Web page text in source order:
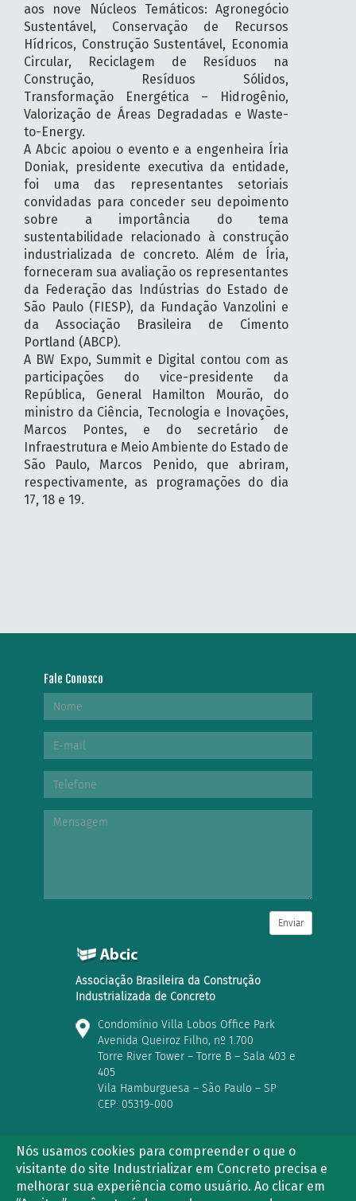
aos nove Núcleos Temáticos: Agronegócio
Sustentável, Conservação de Recursos
Hídricos, Construção Sustentável, Economia
Circular, Reciclagem de Resíduos na
Construção, Resíduos Sólidos,
Transformação Energética – Hidrogênio,
Valorização de Áreas Degradadas e Waste-
to-Energy.
A Abcic apoiou o evento e a engenheira Íria
Doniak, presidente executiva da entidade,
foi uma das representantes setoriais
convidadas para conceder seu depoimento
sobre a importância do tema
sustentabilidade relacionado à construção
industrializada de concreto. Além de Íria,
forneceram sua avaliação os representantes
da Federação das Indústrias do Estado de
São Paulo (FIESP), da Fundação Vanzolini e
da Associação Brasileira de Cimento
Portland (ABCP).
A BW Expo, Summit e Digital contou com as
participações do vice-presidente da
República, General Hamilton Mourão, do
ministro da Ciência, Tecnologia e Inovações,
Marcos Pontes, e do secretário de
Infraestrutura e Meio Ambiente do Estado de
São Paulo, Marcos Penido, que abriram,
respectivamente, as programações do dia
17, 18 e 19.
Nós usamos cookies para compreender o que o
visitante do site Industrializar em Concreto precisa e
melhorar sua experiência como usuário. Ao clicar em
Fale Conosco
Enviar
Associação Brasileira da Construção
Industrializada de Concreto
Condomínio Villa Lobos Office Park
Avenida Queiroz Filho, nº 1.700
Torre River Tower – Torre B – Sala 403 e
405
Vila Hamburguesa – São Paulo – SP
CEP: 05319-000
(11) 3763-2839 | (11) 3021-5733